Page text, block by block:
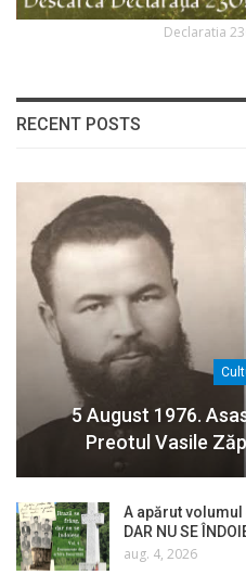
Declaratia
RECENT POSTS
5 August 1976.
Preotul Vasile
A apărut volumul
DAR NU SE
aug. 4, 2026